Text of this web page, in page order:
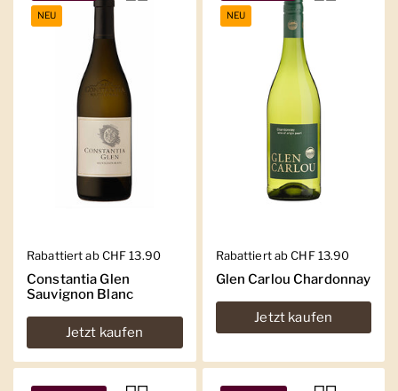
Regulärer Preis
Rabattiert ab CHF 13.90
Constantia Glen
Sauvignon Blanc
Jetzt kaufen
NEU
Regulärer Preis
Rabattiert ab CHF 13.90
Glen Carlou Chardonnay
Jetzt kaufen
NEU